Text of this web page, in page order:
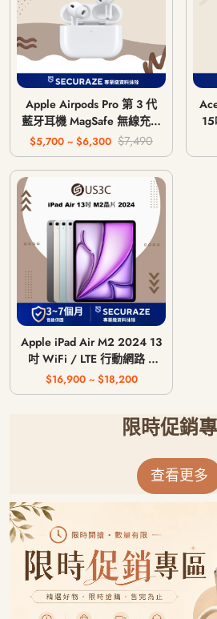
Apple Airpods Pro 第 3 代
藍牙耳機 MagSafe 無線充電
版 USB-C
$5,700 ~ $6,300 $7,490
Apple iPad Air M2 2024 13
吋 WiFi / LTE 行動網路 /
128G 256G 512G 1T
$16,900 ~ $18,200
限時促銷
查看更多